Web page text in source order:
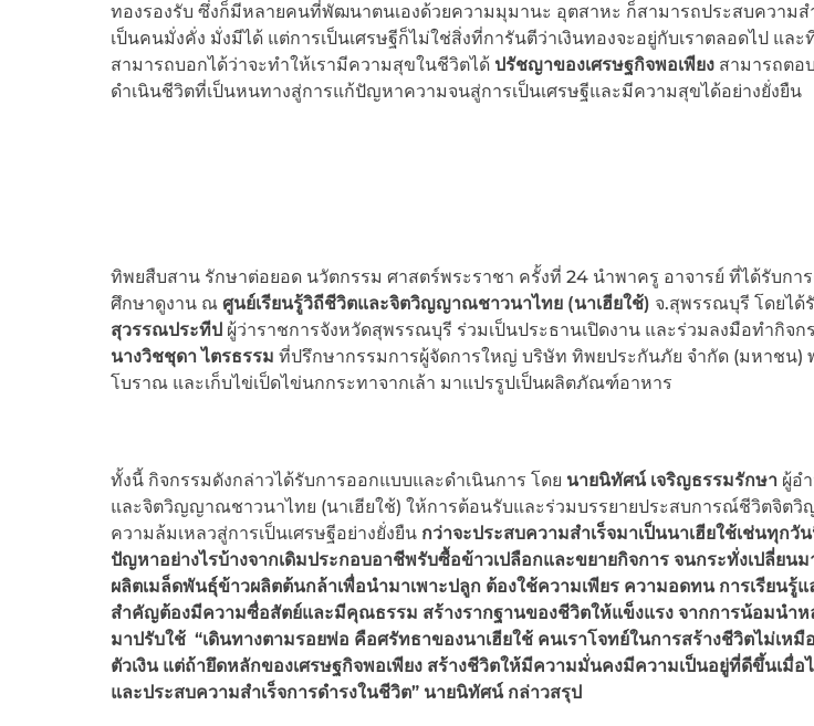
ทองรองรับ ซึ่งก็มีหลายคนที่พัฒนาตนเองด้วยความมุมานะ อุตสาหะ ก็สามารถประสบความส
เป็นคนมั่งคั่ง มั่งมีได้ แต่การเป็นเศรษฐีก็ไม่ใช่สิ่งที่การันตีว่าเงินทองจะอยู่กับเราตลอดไป แล
สามารถบอกได้ว่าจะทำให้เรามีความสุขในชีวิตได้ ปรัชญาของเศรษฐกิจพอเพียงสามารถตอ
ดำเนินชีวิตที่เป็นหนทางสู่การแก้ปัญหาความจนสู่การเป็นเศรษฐีและมีความสุขได้อย่างยั่งยืน
ทิพยสืบสาน รักษาต่อยอด นวัตกรรม ศาสตร์พระราชา ครั้งที่ 24 นำพาครู อาจารย์ ที่ได้รับกา
ศึกษาดูงาน ณ ศูนย์เรียนรู้วิถีชีวิตและจิตวิญญาณชาวนาไทย (นาเฮียใช้) จ.สุพรรณบุรี โดยได้
สุวรรณประทีปผู้ว่าราชการจังหวัดสุพรรณบุรี ร่วมเป็นประธานเปิดงาน และร่วมลงมือทำกิจก
นางวิชชุดา ไตรธรรม ที่ปรึกษากรรมการผู้จัดการใหญ่ บริษัท ทิพยประกันภัย จำกัด (มหาชน)
โบราณ และเก็บไข่เป็ดไข่นกกระทาจากเล้า มาแปรรูปเป็นผลิตภัณฑ์อาหาร
ทั้งนี้ กิจกรรมดังกล่าวได้รับการออกแบบและดำเนินการ โดย นายนิทัศน์ เจริญธรรมรักษา ผู้อ
และจิตวิญญาณชาวนาไทย (นาเฮียใช้) ให้การต้อนรับและร่วมบรรยายประสบการณ์ชีวิตจิต
ความล้มเหลวสู่การเป็นเศรษฐีอย่างยั่งยืน กว่าจะประสบความสำเร็จมาเป็นนาเฮียใช้เช่นทุก
ปัญหาอย่างไรบ้างจากเดิมประกอบอาชีพรับซื้อข้าวเปลือกและขยายกิจการ จนกระทั่งเปลี่ยน
ผลิตเมล็ดพันธุ์ข้าวผลิตต้นกล้าเพื่อนำมาเพาะปลูก ต้องใช้ความเพียร ความอดทน การเรียนรู้
สำคัญต้องมีความซื่อสัตย์และมีคุณธรรม สร้างรากฐานของชีวิตให้แข็งแรง จากการน้อมนำห
มาปรับใช้ “เดินทางตามรอยพ่อ คือศรัทธาของนาเฮียใช้ คนเราโจทย์ในการสร้างชีวิตไม่เห
ตัวเงิน แต่ถ้ายึดหลักของเศรษฐกิจพอเพียง สร้างชีวิตให้มีความมั่นคงมีความเป็นอยู่ที่ดีขึ้นเมื่
และประสบความสำเร็จการดำรงในชีวิต” นายนิทัศน์ กล่าวสรุป